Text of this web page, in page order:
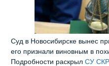
Суд в Новосибирске вынес
его признали виновным в
Подробности раскрылСУ СКР